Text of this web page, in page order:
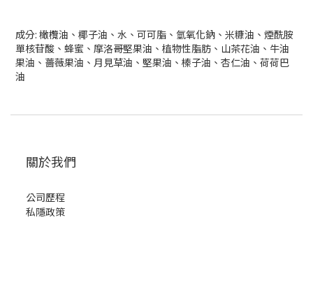
成分: 橄欖油、椰子油、水、可可脂、氫氧化鈉、米糠油、煙酰胺
單核苷酸、蜂蜜、摩洛哥堅果油、植物性脂肪、山茶花油、牛油
果油、薔薇果油、月見草油、堅果油、榛子油、杏仁油、荷荷巴
油
關於我們
公司歷程
私隱政策